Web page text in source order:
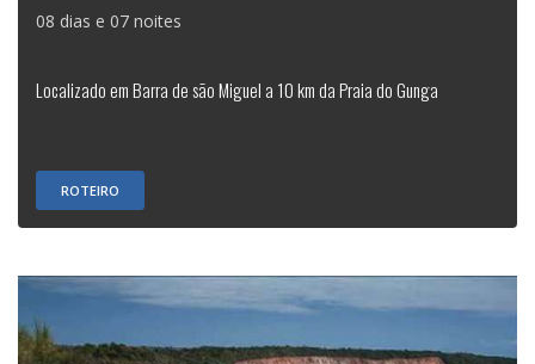
08 dias e 07 noites
Localizado em Barra de são Miguel a 10 km da Praia do Gunga
ROTEIRO